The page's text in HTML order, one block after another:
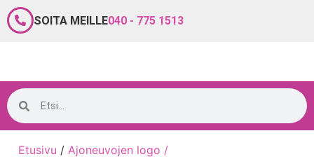
SOITA MEILLE040 - 775 1513
Etusivu / Ajoneuvojen logo /